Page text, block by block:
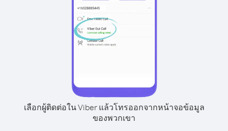
เลือกผู้ติดต่อใน Viber แล้วโทรออกจากหน้าจอข้อมูล
ของพวกเขา